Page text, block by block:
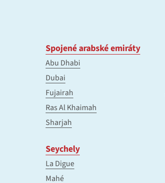
Spojené arabské emiráty
Abu Dhabi
Dubai
Fujairah
Ras Al Khaimah
Sharjah
Seychely
La Digue
Mahé